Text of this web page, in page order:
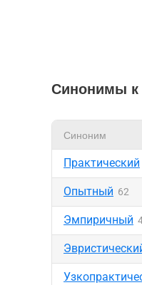
Синонимы к
Синоним
Практический
Опытный 62
Эмпиричный